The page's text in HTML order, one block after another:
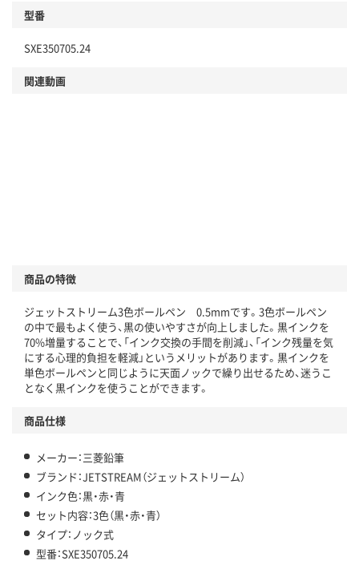
型番
SXE350705.24
関連動画
商品の特徴
ジェットストリーム3色ボールペン 0.5mmです。3色ボールペン
の中で最もよく使う、黒の使いやすさが向上しました。黒インクを
70%増量することで、「インク交換の手間を削減」、「インク残量を気
にする心理的負担を軽減」というメリットがあります。黒インクを
単色ボールペンと同じように天面ノックで繰り出せるため、迷うこ
となく黒インクを使うことができます。
商品仕様
メーカー：三菱鉛筆
ブランド：JETSTREAM（ジェットストリーム）
インク色：黒・赤・青
セット内容：3色（黒・赤・青）
タイプ：ノック式
型番：SXE350705.24